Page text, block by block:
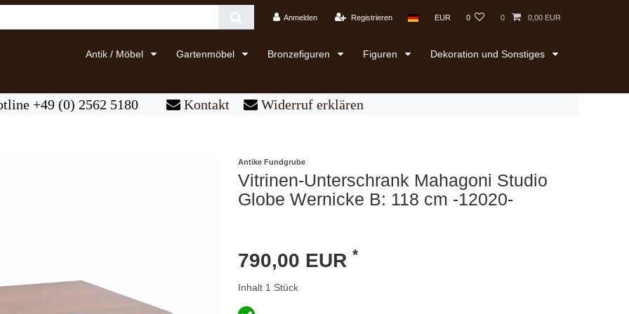
Anmelden Registrieren EUR 0 0 0,00 EUR
Antik / Möbel Gartenmöbel Bronzefiguren Figuren Dekoration und Sonstiges
+49 (0) 2562 5180 Kontakt Widerruf erklären
Antike Fundgrube
Vitrinen-Unterschrank Mahagoni Studio
Globe Wernicke B: 118 cm -12020-
790,00 EUR *
Inhalt 1 Stück